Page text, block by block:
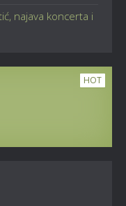
najava koncerta i
HOT